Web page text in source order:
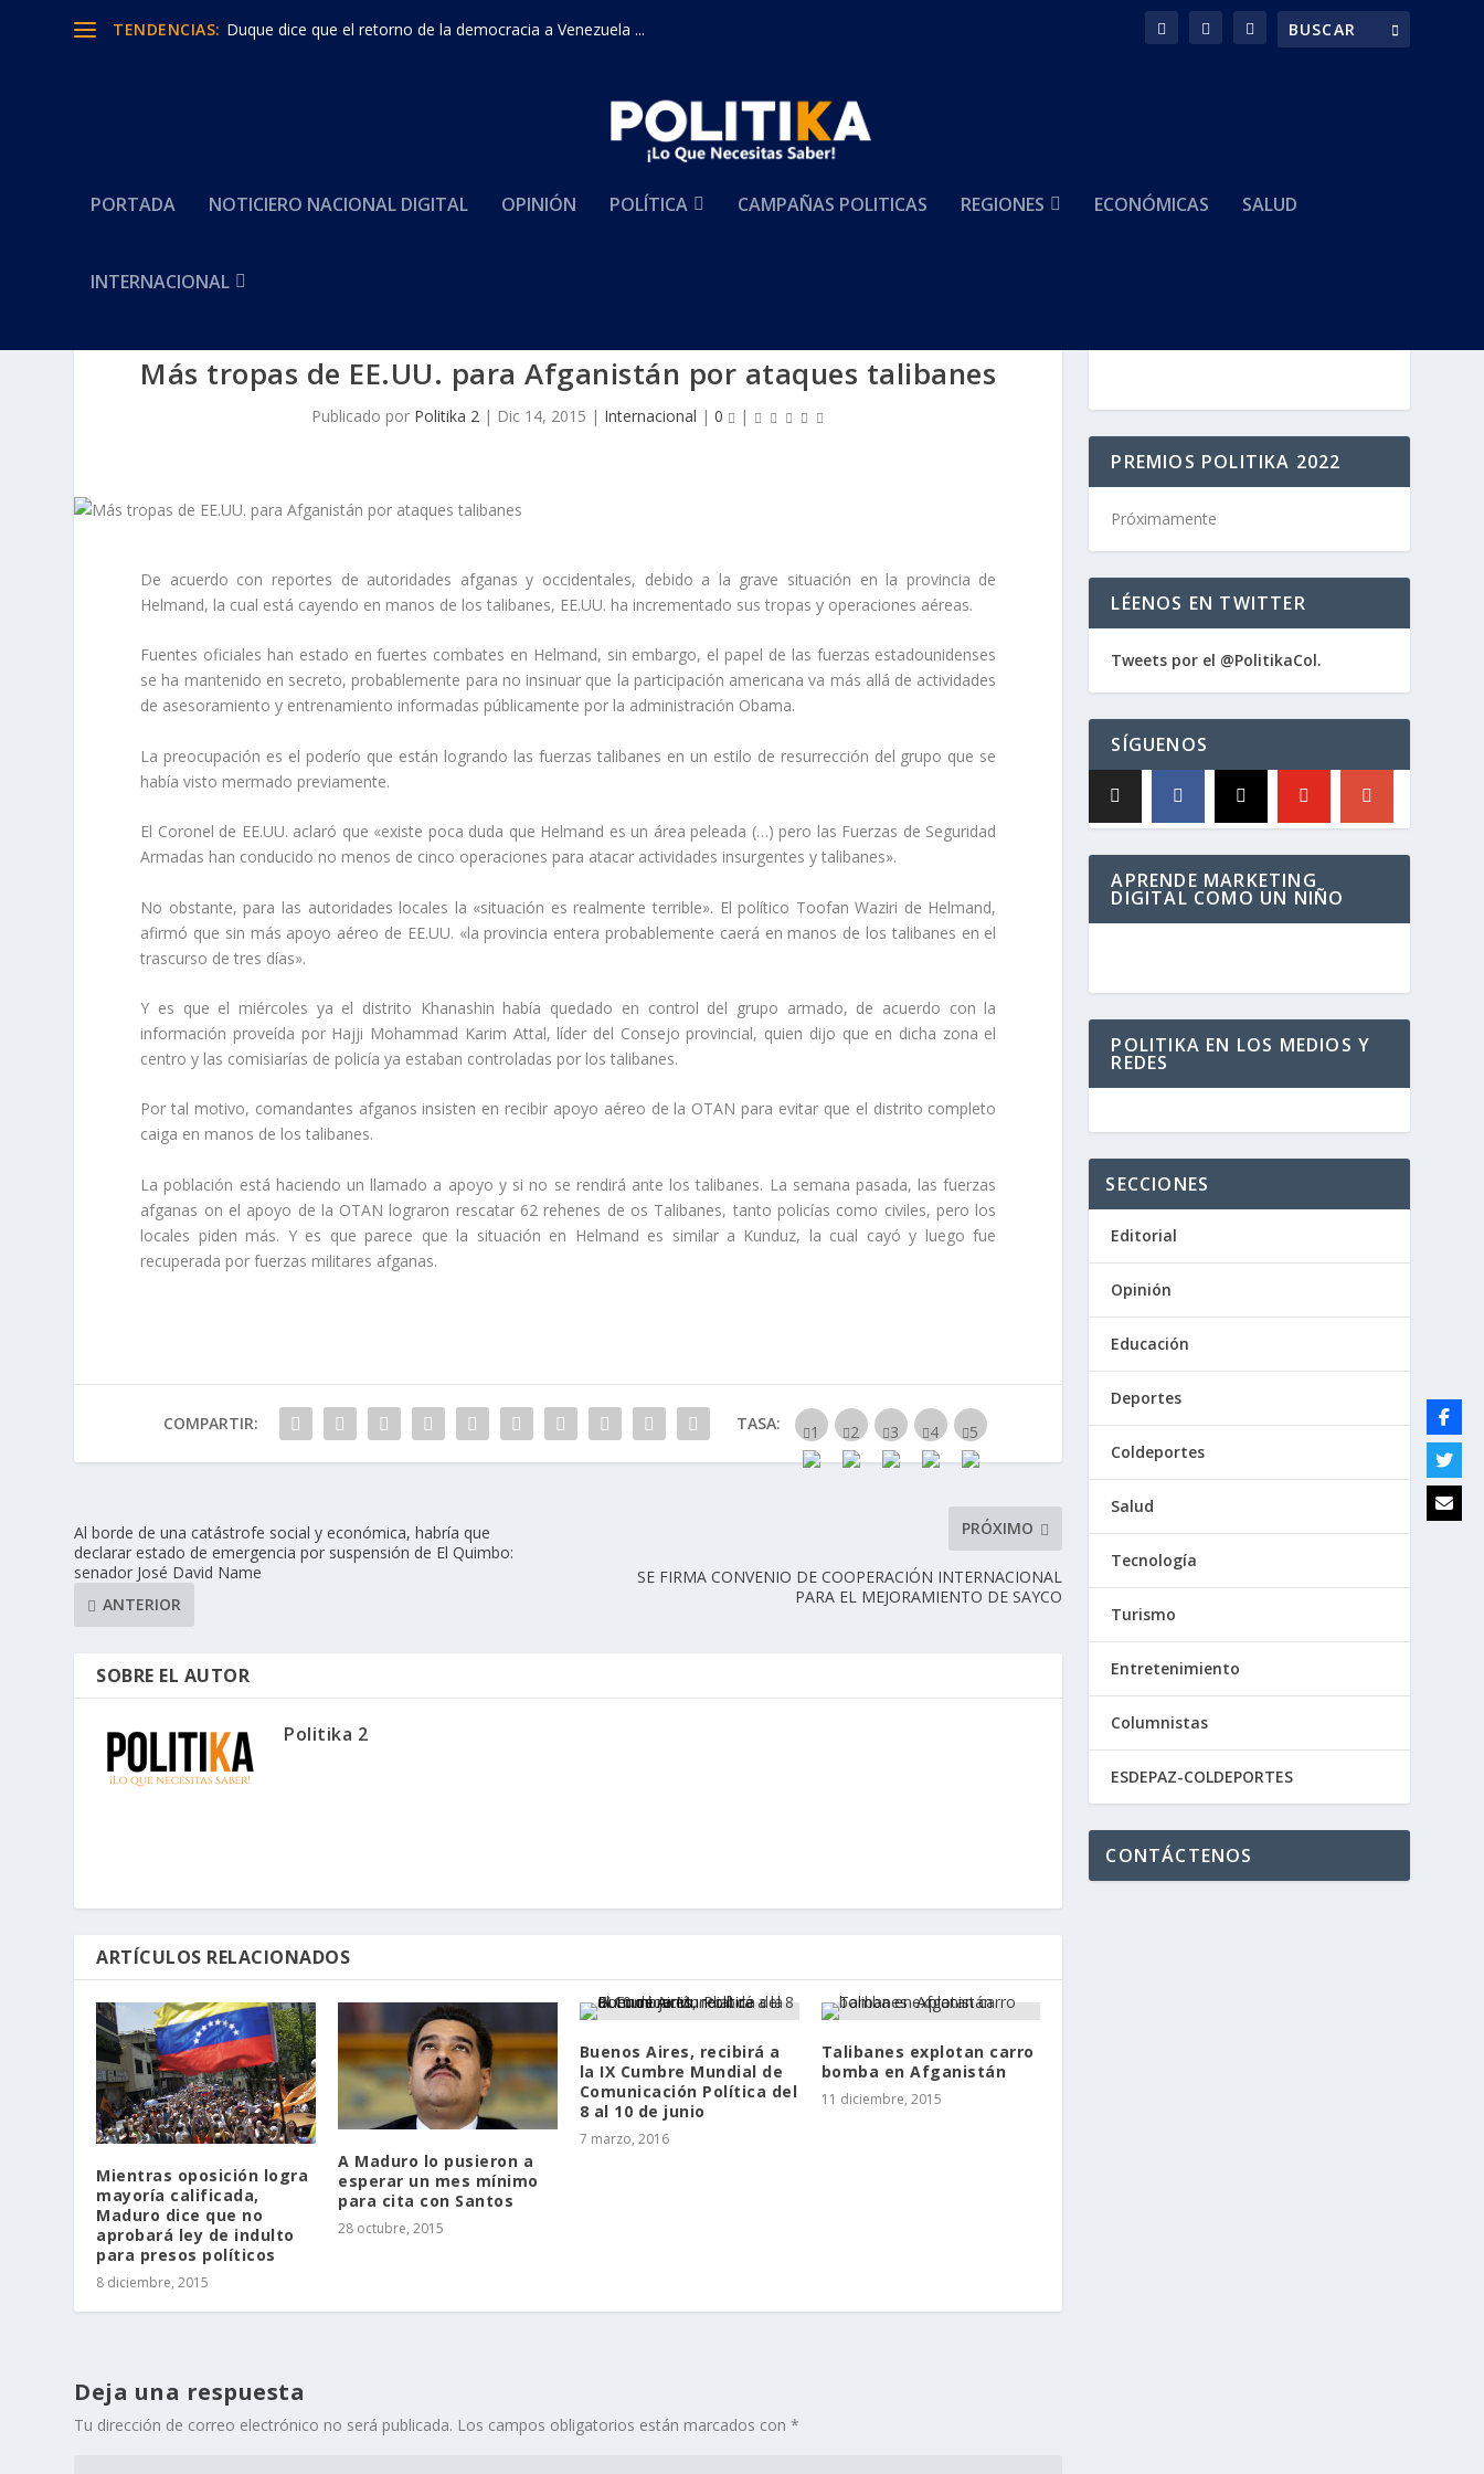
TENDENCIAS: Duque dice que el retorno de la democracia a Venezuela ...
PORTADA NOTICIERO NACIONAL DIGITAL OPINIÓN POLÍTICA CAMPAÑAS POLITICAS REGIONES ECONÓMICAS SALUD
INTERNACIONAL
Más tropas de EE.UU. para Afganistán por ataques talibanes
Publicado por Politika 2| Dic 14, 2015 | Internacional | 0 |
De acuerdo con reportes de autoridades afganas y occidentales, debido a la grave situación en la provincia de
Helmand, la cual está cayendo en manos de los talibanes, EE.UU. ha incrementado sus tropas y operaciones aéreas.
Fuentes oficiales han estado en fuertes combates en Helmand, sin embargo, el papel de las fuerzas estadounidenses
se ha mantenido en secreto, probablemente para no insinuar que la participación americana va más allá de actividades
de asesoramiento y entrenamiento informadas públicamente por la administración Obama.
La preocupación es el poderío que están logrando las fuerzas talibanes en un estilo de resurrección del grupo que se
había visto mermado previamente.
El Coronel de EE.UU. aclaró que «existe poca duda que Helmand es un área peleada (…) pero las Fuerzas de Seguridad
Armadas han conducido no menos de cinco operaciones para atacar actividades insurgentes y talibanes».
No obstante, para las autoridades locales la «situación es realmente terrible». El político Toofan Waziri de Helmand,
afirmó que sin más apoyo aéreo de EE.UU. «la provincia entera probablemente caerá en manos de los talibanes en el
trascurso de tres días».
Y es que el miércoles ya el distrito Khanashin había quedado en control del grupo armado, de acuerdo con la
información proveída por Hajji Mohammad Karim Attal, líder del Consejo provincial, quien dijo que en dicha zona el
centro y las comisiarías de policía ya estaban controladas por los talibanes.
Por tal motivo, comandantes afganos insisten en recibir apoyo aéreo de la OTAN para evitar que el distrito completo
caiga en manos de los talibanes.
La población está haciendo un llamado a apoyo y si no se rendirá ante los talibanes. La semana pasada, las fuerzas
afganas on el apoyo de la OTAN lograron rescatar 62 rehenes de os Talibanes, tanto policías como civiles, pero los
locales piden más. Y es que parece que la situación en Helmand es similar a Kunduz, la cual cayó y luego fue
recuperada por fuerzas militares afganas.
COMPARTIR: TASA:
Al borde de una catástrofe social y económica, habría que
declarar estado de emergencia por suspensión de El Quimbo:
senador José David Name
ANTERIOR
PRÓXIMO
SE FIRMA CONVENIO DE COOPERACIÓN INTERNACIONAL
PARA EL MEJORAMIENTO DE SAYCO
SOBRE EL AUTOR
Politika 2
ARTÍCULOS RELACIONADOS
Mientras oposición logra
mayoría calificada,
Maduro dice que no
aprobará ley de indulto
para presos políticos
8 diciembre, 2015
A Maduro lo pusieron a
esperar un mes mínimo
para cita con Santos
28 octubre, 2015
Buenos Aires, recibirá a
la IX Cumbre Mundial de
Comunicación Política del
8 al 10 de junio
7 marzo, 2016
Talibanes explotan carro
bomba en Afganistán
11 diciembre, 2015
Deja una respuesta
Tu dirección de correo electrónico no será publicada. Los campos obligatorios están marcados con*
PREMIOS POLITIKA 2022
Próximamente
LÉENOS EN TWITTER
Tweets por el @PolitikaCol.
SÍGUENOS
APRENDE MARKETING
DIGITAL COMO UN NIÑO
POLITIKA EN LOS MEDIOS Y
REDES
SECCIONES
Editorial
Opinión
Educación
Deportes
Coldeportes
Salud
Tecnología
Turismo
Entretenimiento
Columnistas
ESDEPAZ-COLDEPORTES
CONTÁCTENOS